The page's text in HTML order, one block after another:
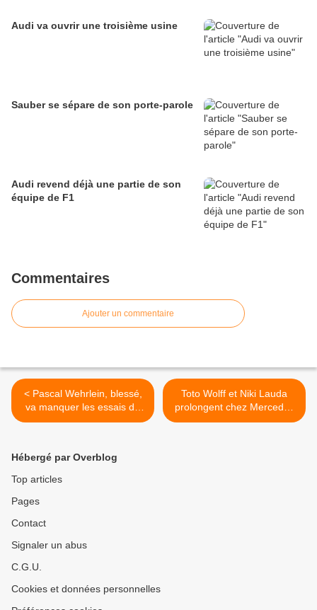
Audi va ouvrir une troisième usine
Sauber se sépare de son porte-parole
Audi revend déjà une partie de son
équipe de F1
Commentaires
Ajouter un commentaire
< Pascal Wehrlein, blessé,
va manquer les essais de
Barcelone
Toto Wolff et Niki Lauda
prolongent chez Mercedes
jusqu'en 2020 >
Hébergé par Overblog
Top articles
Pages
Contact
Signaler un abus
C.G.U.
Cookies et données personnelles